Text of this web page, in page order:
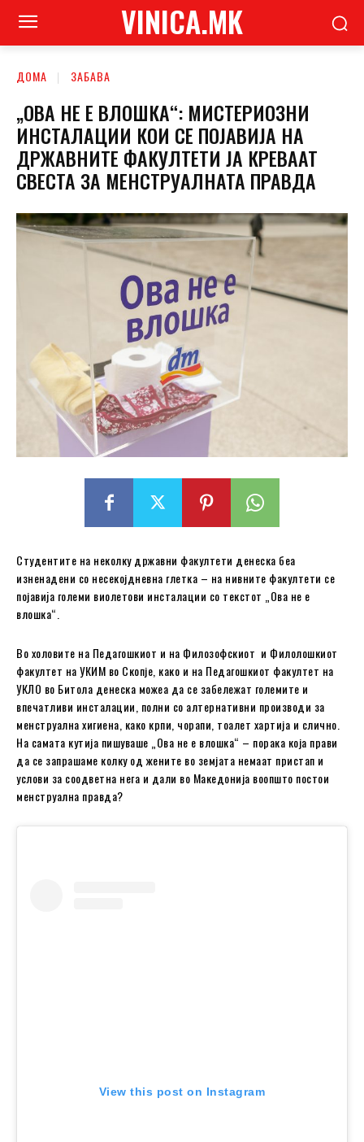
VINICA.MK
ДОМА ЗАБАВА
„ОВА НЕ Е ВЛОШКА“: МИСТЕРИОЗНИ
ИНСТАЛАЦИИ КОИ СЕ ПОЈАВИЈА НА
ДРЖАВНИТЕ ФАКУЛТЕТИ ЈА КРЕВААТ
СВЕСТА ЗА МЕНСТРУАЛНАТА ПРАВДА
Студентите на неколку државни факултети денеска беа
изненадени со несекојдневна глетка – на нивните факултети се
појавиja големи виолетови инсталации со текстот „Ова не е
влошка“.
Во холовите на Педагошкиот и на Филозофскиот и Филолошкиот
факултет на УКИМ во Скопје, како и на Педагошкиот факултет на
УКЛО во Битола денеска можеа да се забележат големите и
впечатливи инсталации, полни со алтернативни производи за
менструална хигиена, како крпи, чорапи, тоалет хартија и слично.
На самата кутија пишуваше „Ова не е влошка“ – порака која прави
да се запрашаме колку од жените во земјата немаат пристап и
услови за соодветна нега и дали во Македонија воопшто постои
менструална правда?
View this post on Instagram